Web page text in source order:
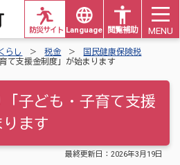
Languages 閲覧補助
防災サイト MENU
らし 税金
国民健康保険税
て支援金制度」が始まります
子ども・子育て支援
ます
最終更新日： 2026年3月19日